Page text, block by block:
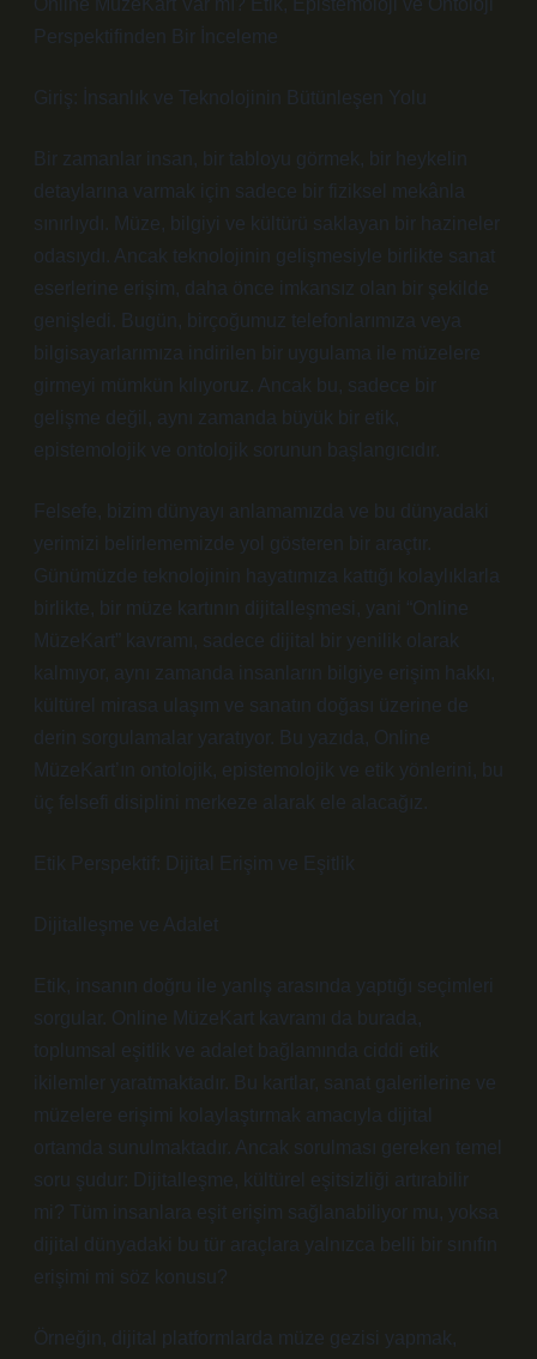
Online MüzeKart Var mı? Etik, Epistemoloji ve Ontoloji
Perspektifinden Bir İnceleme
Giriş: İnsanlık ve Teknolojinin Bütünleşen Yolu
Bir zamanlar insan, bir tabloyu görmek, bir heykelin
detaylarına varmak için sadece bir fiziksel mekânla
sınırlıydı. Müze, bilgiyi ve kültürü saklayan bir hazineler
odasıydı. Ancak teknolojinin gelişmesiyle birlikte sanat
eserlerine erişim, daha önce imkansız olan bir şekilde
genişledi. Bugün, birçoğumuz telefonlarımıza veya
bilgisayarlarımıza indirilen bir uygulama ile müzelere
girmeyi mümkün kılıyoruz. Ancak bu, sadece bir
gelişme değil, aynı zamanda büyük bir etik,
epistemolojik ve ontolojik sorunun başlangıcıdır.
Felsefe, bizim dünyayı anlamamızda ve bu dünyadaki
yerimizi belirlememizde yol gösteren bir araçtır.
Günümüzde teknolojinin hayatımıza kattığı kolaylıklarla
birlikte, bir müze kartının dijitalleşmesi, yani “Online
MüzeKart” kavramı, sadece dijital bir yenilik olarak
kalmıyor, aynı zamanda insanların bilgiye erişim hakkı,
kültürel mirasa ulaşım ve sanatın doğası üzerine de
derin sorgulamalar yaratıyor. Bu yazıda, Online
MüzeKart’ın ontolojik, epistemolojik ve etik yönlerini, bu
üç felsefi disiplini merkeze alarak ele alacağız.
Etik Perspektif: Dijital Erişim ve Eşitlik
Dijitalleşme ve Adalet
Etik, insanın doğru ile yanlış arasında yaptığı seçimleri
sorgular. Online MüzeKart kavramı da burada,
toplumsal eşitlik ve adalet bağlamında ciddi etik
ikilemler yaratmaktadır. Bu kartlar, sanat galerilerine ve
müzelere erişimi kolaylaştırmak amacıyla dijital
ortamda sunulmaktadır. Ancak sorulması gereken temel
soru şudur: Dijitalleşme, kültürel eşitsizliği artırabilir
mi? Tüm insanlara eşit erişim sağlanabiliyor mu, yoksa
dijital dünyadaki bu tür araçlara yalnızca belli bir sınıfın
erişimi mi söz konusu?
Örneğin, dijital platformlarda müze gezisi yapmak,